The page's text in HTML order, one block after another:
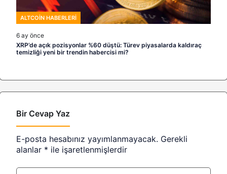
ALTCOIN HABERLERI
6 ay önce
XRP’de açık pozisyonlar %60 düştü: Türev piyasalarda kaldıraç
temizliği yeni bir trendin habercisi mi?
Bir Cevap Yaz
E-posta hesabınız yayımlanmayacak. Gerekli
alanlar * ile işaretlenmişlerdir